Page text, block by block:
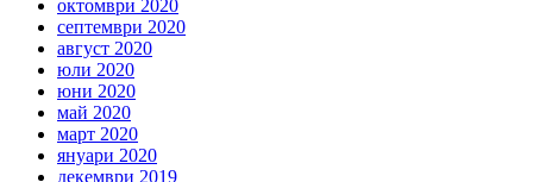
октомври 2020
септември 2020
август 2020
юли 2020
юни 2020
май 2020
март 2020
януари 2020
декември 2019